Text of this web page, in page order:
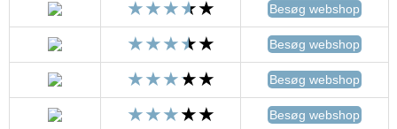
Besøg webshop
Besøg webshop
Besøg webshop
Besøg webshop